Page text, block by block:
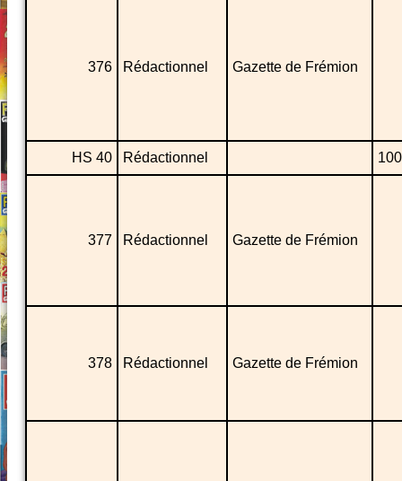
376 Rédactionnel Gazette de Frémion
HS 40 Rédactionnel
377 Rédactionnel Gazette de Frémion
378 Rédactionnel Gazette de Frémion